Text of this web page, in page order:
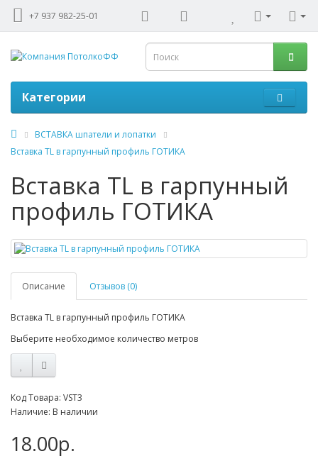
+7 937 982-25-01
Категории
ВСТАВКА шпатели и лопатки
Вставка ТL в гарпунный профиль ГОТИКА
Вставка ТL в гарпунный
профиль ГОТИКА
Описание Отзывов (0)
Вставка ТL в гарпунный профиль ГОТИКА
Выберите необходимое количество метров
Код Товара: VST3
Наличие: В наличии
18.00р.